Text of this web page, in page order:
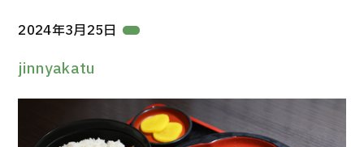
2024年3月25日
jinnyakatu